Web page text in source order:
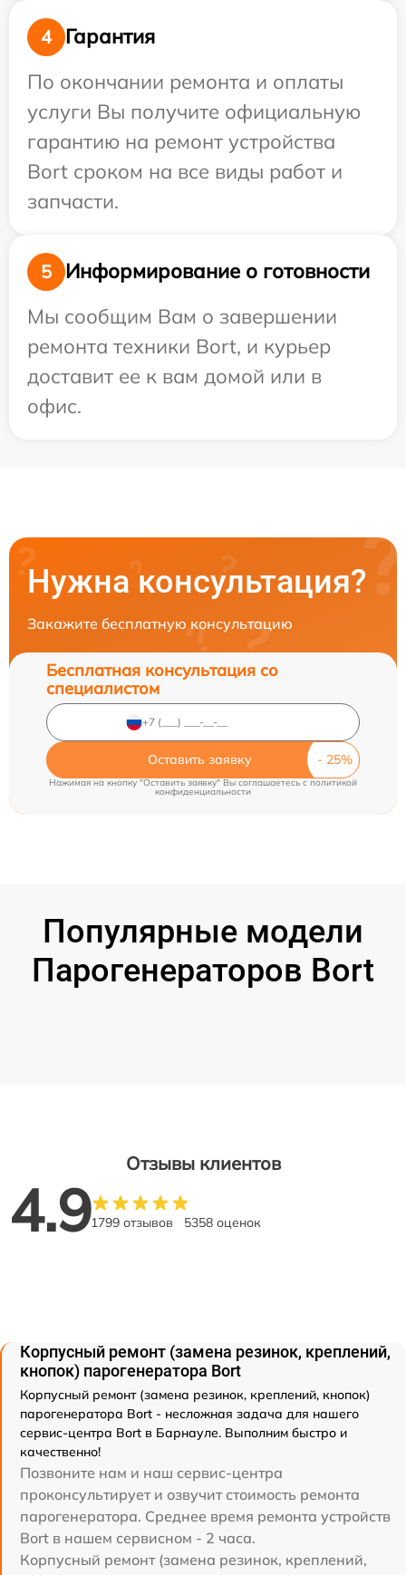
4
Гарантия
По окончании ремонта и оплаты
услуги Вы получите официальную
гарантию на ремонт устройства
Bort сроком на все виды работ и
запчасти.
5
Информирование о готовности
Мы сообщим Вам о завершении
ремонта техники Bort, и курьер
доставит ее к вам домой или в
офис.
Нужна консультация?
Закажите бесплатную консультацию
Бесплатная консультация со
специалистом
Оставить заявку
Нажимая на кнопку "Оставить заявку" Вы соглашаетесь cполитикой
конфиденциальности
Популярные модели
Парогенераторов Bort
Отзывы клиентов
4.91799 отзывов 5358 оценок
Корпусный ремонт (замена резинок, креплений,
кнопок) парогенератора Bort
Корпусный ремонт (замена резинок, креплений, кнопок)
парогенератора Bort - несложная задача для нашего
сервис-центра Bort в Барнауле. Выполним быстро и
качественно!
Позвоните нам и наш сервис-центра
проконсультирует и озвучит стоимость ремонта
парогенератора. Среднее время ремонта устройств
Bort в нашем сервисном - 2 часа.
Корпусный ремонт (замена резинок, креплений,